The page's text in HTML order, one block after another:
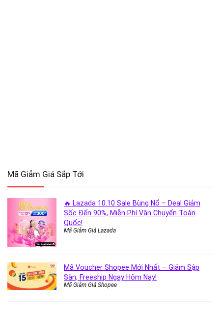
Mã Giảm Giá Sắp Tới
🔥 Lazada 10.10 Sale Bùng Nổ – Deal Giảm
Sốc Đến 90%, Miễn Phí Vận Chuyển Toàn
Quốc!
Mã Giảm Giá Lazada
Mã Voucher Shopee Mới Nhất – Giảm Sập
Sàn, Freeship Ngay Hôm Nay!
Mã Giảm Giá Shopee